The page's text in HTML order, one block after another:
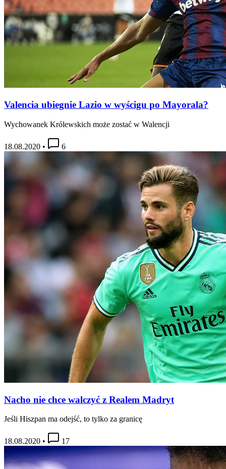
Valencia ubiegnie Lazio w wyścigu po Mayorala?
Wychowanek Królewskich może zostać w Walencji
18.08.2020 • 6
Nacho nie chce walczyć z Realem Madryt
Jeśli Hiszpan ma odejść, to tylko za granicę
18.08.2020 • 17